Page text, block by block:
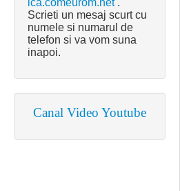
Scrieti un mesaj scurt cu
numele si numarul de
telefon si va vom suna
inapoi.
Canal Video Youtube